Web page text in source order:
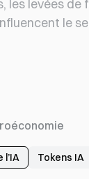
levées
le
l’IA Tokens IA